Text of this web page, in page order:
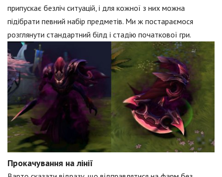
припускає безліч ситуацій, і для кожної з них можна
підібрати певний набір предметів. Ми ж постараємося
розглянути стандартний білд і стадію початкової гри.
Прокачування на лінії